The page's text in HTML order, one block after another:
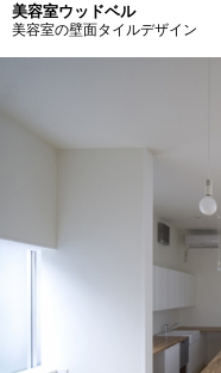
美容室ウッドベル
美容室の壁面タイルデザイン